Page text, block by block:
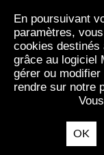
4 décembre
Nous
En poursuivant
paramètres,
cookies destinés
grâce au logiciel
gérer ou
rendre sur notre
OK